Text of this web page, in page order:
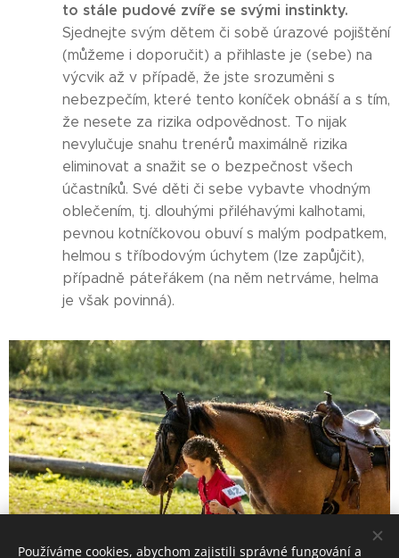
to stále pudové zvíře se svými instinkty.
Sjednejte svým dětem či sobě úrazové pojištění
(můžeme i doporučit) a přihlaste je (sebe) na
výcvik až v případě, že jste srozuměni s
nebezpečím, které tento koníček obnáší a s tím,
že nesete za rizika odpovědnost. To nijak
nevylučuje snahu trenérů maximálně rizika
eliminovat a snažit se o bezpečnost všech
účastníků. Své děti či sebe vybavte vhodným
oblečením, tj. dlouhými přiléhavými kalhotami,
pevnou kotníčkovou obuví s malým podpatkem,
helmou s tříbodovým úchytem (lze zapůjčit),
případně páteřákem (na něm netrváme, helma
je však povinná).
Používáme cookies, abychom zajistili správné fungování a